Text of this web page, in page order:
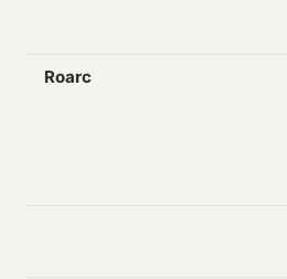
Roarc